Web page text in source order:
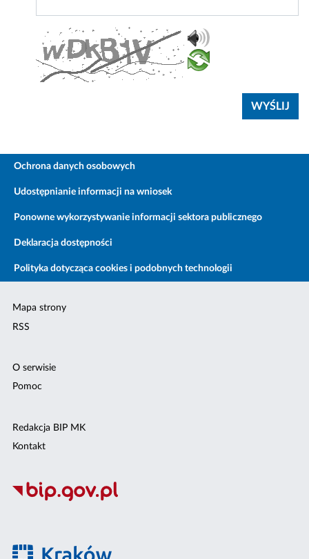
Ochrona danych osobowych
Udostępnianie informacji na wniosek
Ponowne wykorzystywanie informacji sektora publicznego
Deklaracja dostępności
Polityka dotycząca cookies i podobnych technologii
Mapa strony
RSS
O serwisie
Pomoc
Redakcja BIP MK
Kontakt